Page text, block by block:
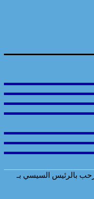
بالرئيس السيسي بـ